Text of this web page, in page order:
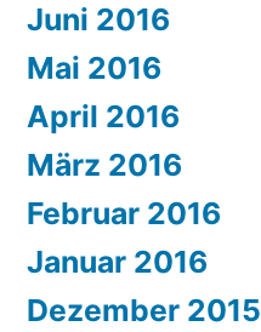
Juni 2016
Mai 2016
April 2016
März 2016
Februar 2016
Januar 2016
Dezember 2015